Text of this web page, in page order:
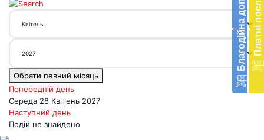
‹ Благодійна допомогав
‹ Платні послуги
Обрати певний місяць
Попередній день
Середа 28 Квітень 2027
Наступний день
Подій не знайдено